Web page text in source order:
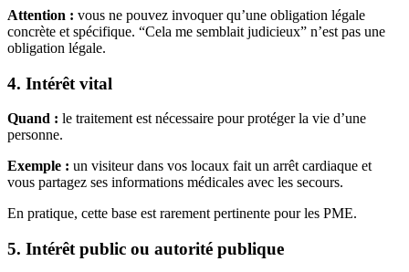
Attention : vous ne pouvez invoquer qu’une obligation légale
concrète et spécifique. “Cela me semblait judicieux” n’est pas une
obligation légale.
4. Intérêt vital
Quand : le traitement est nécessaire pour protéger la vie d’une
personne.
Exemple : un visiteur dans vos locaux fait un arrêt cardiaque et
vous partagez ses informations médicales avec les secours.
En pratique, cette base est rarement pertinente pour les PME.
5. Intérêt public ou autorité publique